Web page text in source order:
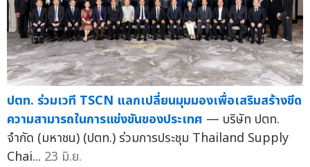
ปตท. ร่วมเวที TSCN แลกเปลี่ยนมุมมองเพื่อเสริมสร้างขีด
ความสามารถในการแข่งขันของประเทศ — บริษัท ปตท.
จำกัด (มหาชน) (ปตท.) ร่วมการประชุม Thailand Supply
Chai... 23 มิ.ย.